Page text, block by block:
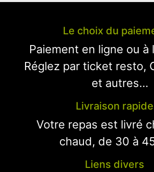
Le choix du
Paiement en ligne ou à
Réglez par ticket resto,
et autres...
Livraison rapide
Votre repas est livré
chaud, de 30 à
Liens divers